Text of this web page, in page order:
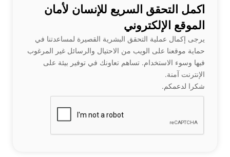
اكمل التحقق السريع للإنسان لأمان
الموقع الإلكتروني
يرجى إكمال عملية التحقق البشرية القصيرة لمساعدتنا في
حماية موقعنا على الويب من الاحتيال والرسائل غير المرغوب
فيها وسوء الاستخدام. تساهم تعاونك في توفير بيئة على
الإنترنت آمنة.
شكرا لدعمكم.